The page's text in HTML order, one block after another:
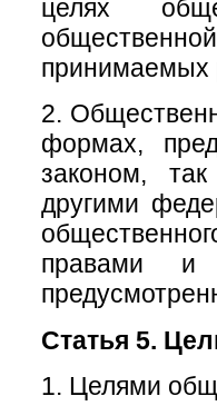
целях
принимаемых
2.
формах,
законом,
другими
правами и
Статья 5.
1. Целями